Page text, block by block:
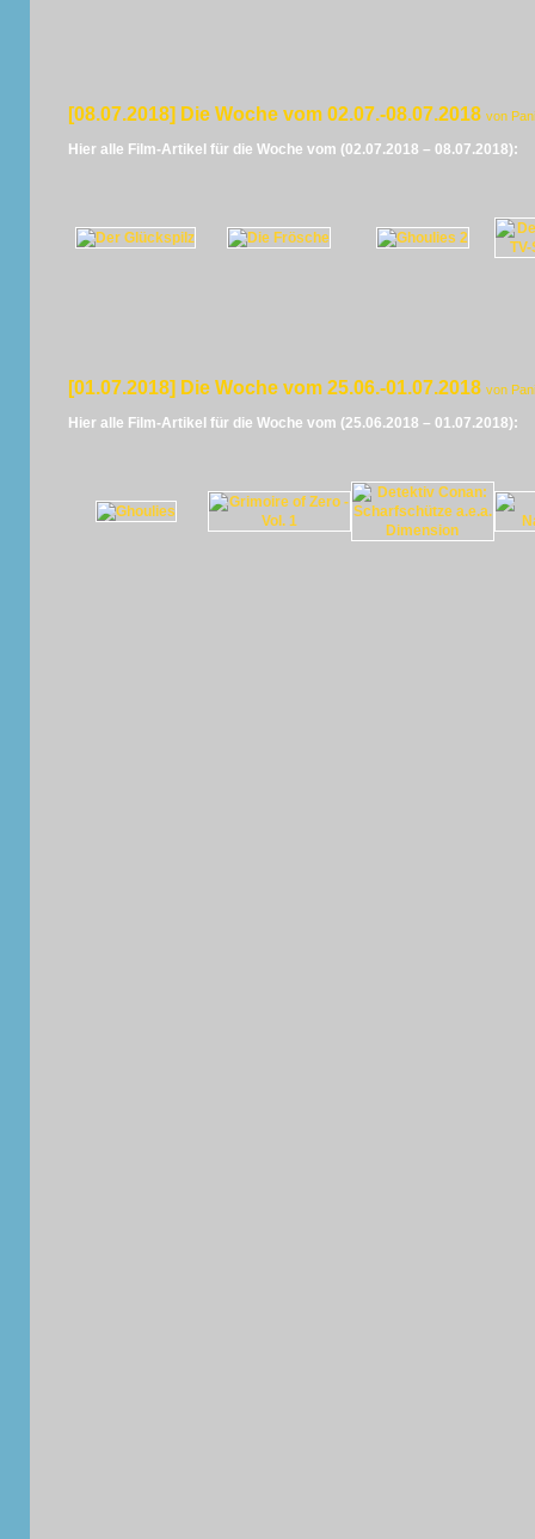
[08.07.2018] Die Woche vom 02.07.-08.07.2018 von
Hier alle Film-Artikel für die Woche vom (02.07.2018 – 08.07.2018):
[01.07.2018] Die Woche vom 25.06.-01.07.2018 von
Hier alle Film-Artikel für die Woche vom (25.06.2018 – 01.07.2018):